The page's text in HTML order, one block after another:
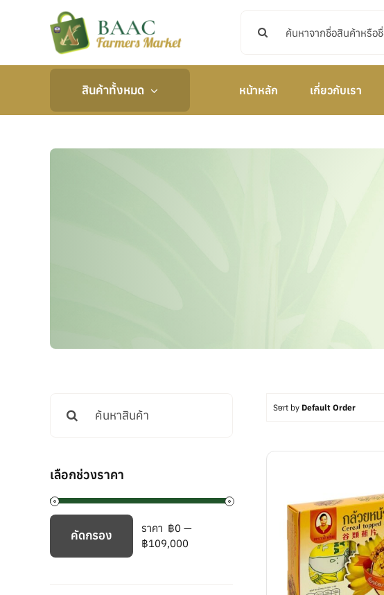
สินค้าทั้งหมด หน้าหลัก เกี่ยวกับเรา
เลือกช่วงราคา
ราคา
ต่ำ
ราคา
สูงสุด
คัดกรอง ราคา ฿0 —
฿109,000
Sort by Default Order